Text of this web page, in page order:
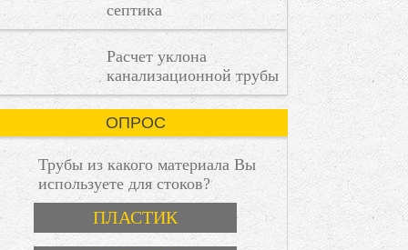
пошаговая инструкция
деталь
значение.
септика
Расчет уклона
канализационной трубы
ОПРОС
Трубы из какого материала Вы
используете для стоков?
ВариантыПЛАСТИК